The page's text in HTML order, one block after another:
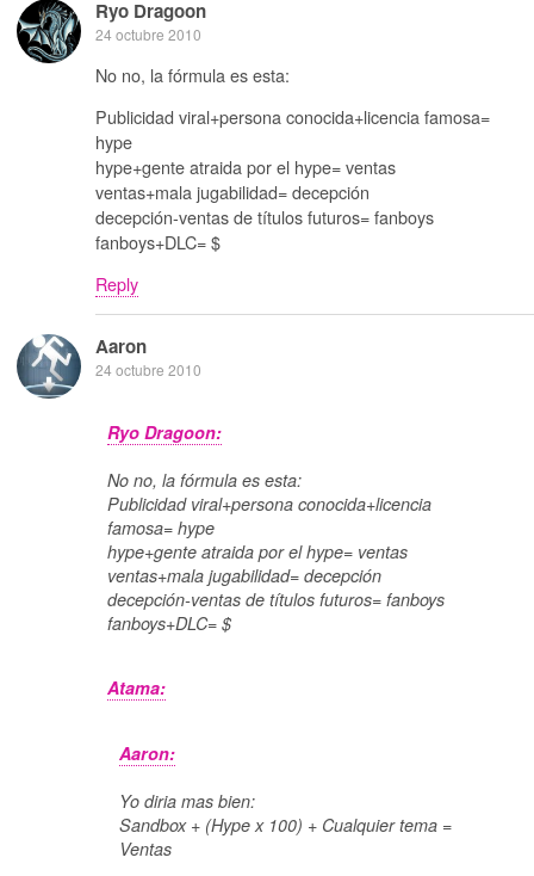
Ryo Dragoon
24 octubre 2010
No no, la fórmula es esta:
Publicidad viral+persona conocida+licencia famosa=
hype
hype+gente atraida por el hype= ventas
ventas+mala jugabilidad= decepción
decepción-ventas de títulos futuros= fanboys
fanboys+DLC= $
Reply
Aaron
24 octubre 2010
Ryo Dragoon:
No no, la fórmula es esta:
Publicidad viral+persona conocida+licencia
famosa= hype
hype+gente atraida por el hype= ventas
ventas+mala jugabilidad= decepción
decepción-ventas de títulos futuros= fanboys
fanboys+DLC= $
Atama:
Aaron:
Yo diria mas bien:
Sandbox + (Hype x 100) + Cualquier tema =
Ventas